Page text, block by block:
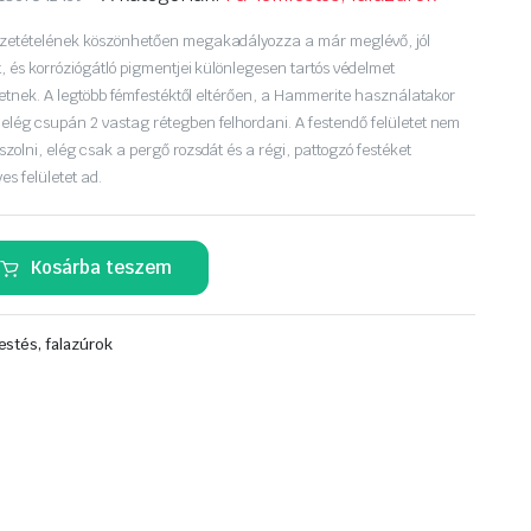
köszönhetően megakadályozza a már meglévő, jól
és korróziógátló pigmentjei különlegesen tartós védelmet
A legtöbb fémfestéktől eltérően, a Hammerite használatakor
csupán 2 vastag rétegben felhordani. A festendő felületet nem
elég csak a pergő rozsdát és a régi, pattogzó festéket
felületet ad.
Kosárba teszem
falazúrok